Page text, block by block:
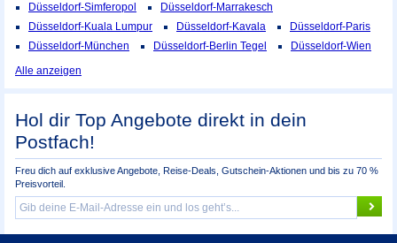
Düsseldorf-Simferopol
Düsseldorf-Marrakesch
Düsseldorf-Kuala Lumpur
Düsseldorf-Kavala
Düsseldorf-Paris
Düsseldorf-München
Düsseldorf-Berlin Tegel
Düsseldorf-Wien
Alle anzeigen
Hol dir Top Angebote direkt in dein
Postfach!
Freu dich auf exklusive Angebote, Reise-Deals, Gutschein-Aktionen und bis zu 70 %
Preisvorteil.